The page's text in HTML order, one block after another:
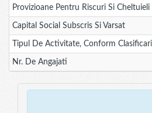
Provizioane Pentru Riscuri Si Cheltuieli
Capital Social Subscris Si Varsat
Tipul De Activitate, Conform
Nr. De Angajati